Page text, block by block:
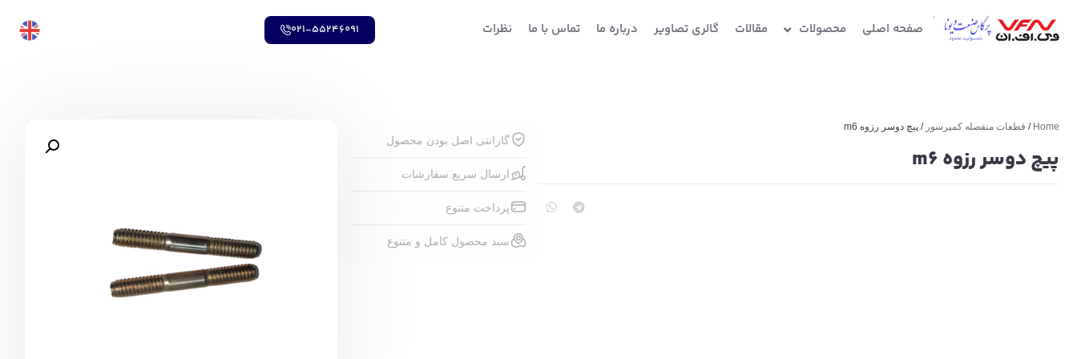
صفحه اصلی محصولات مقالات گالری تصاویر درباره ما تماس با ما نظرات 021-55246091
Home
/ قطعات منفصله کمپرسور / پیچ دوسر رزوه m6
پیچ دوسر رزوه m6
گارانتی اصل بودن محصول
ارسال سریع سفارشات
پرداخت متنوع
سبد محصول کامل و متنوع